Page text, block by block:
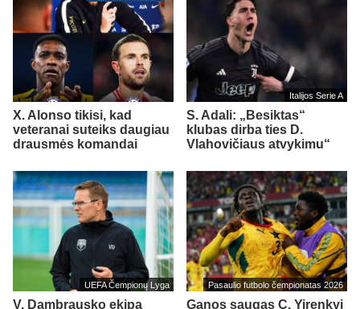
X. Alonso tikisi, kad
veteranai suteiks daugiau
drausmės komandai
Italijos Serie A
S. Adali: „Besiktas“
klubas dirba ties D.
Vlahovičiaus atvykimu“
UEFA Čempionų Lyga
V. Dambrausko ekipa
Pasaulio futbolo čempionatas 2026
Ganos saugas C. Yirenkyi